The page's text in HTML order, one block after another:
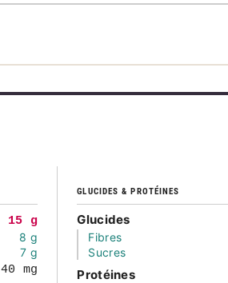
15 g
8 g
7 g
40 mg
GLUCIDES & PROTÉINES
Glucides
Fibres
Sucres
Protéines